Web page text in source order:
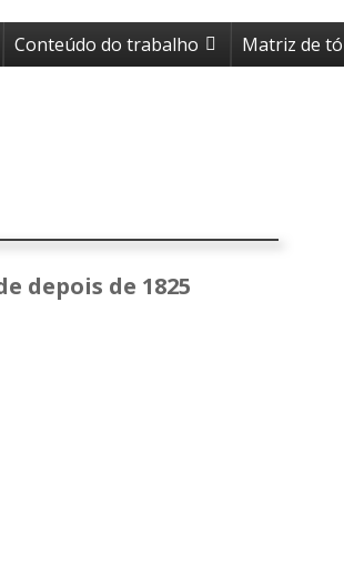
Conteúdo do trabalho Matriz de
depois de 1825